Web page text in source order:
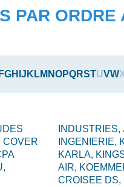
PAR ORDRE
FGH J K LM NOPQRSTUVW
COVER
INDUSTRIES,
INGENIERIE,
KARLA,
AIR,
CROISEE DS,